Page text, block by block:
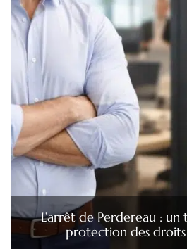
L’arrêt de Perdereau :
protection des droits